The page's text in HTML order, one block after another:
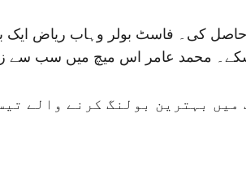
خان نے ایک ایک وکٹ حاصل کی۔ فاسٹ بولر وہاب
بہترین بولنگ کرنے والے